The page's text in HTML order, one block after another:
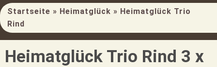
Startseite » Heimatglück » Heimatglück Trio
Rind
Heimatglück Trio Rind 3 x